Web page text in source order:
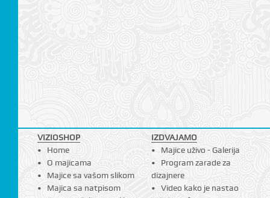
VIZIOSHOP
Home
O majicama
Majice sa vašom slikom
Majica sa natpisom
IZDVAJAMO
Majice uživo - Galerija
Program zarade za
dizajnere
Video kako je nastao